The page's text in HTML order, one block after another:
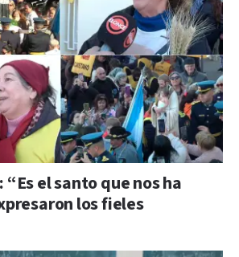
el santo que nos ha
los fieles